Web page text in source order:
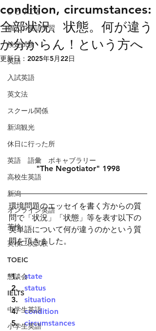
ひとりごと
個人の英語学習
検定試験
英語
入試英語
英文法
スクール関係
新潟観光
休日に行った所
英語 語彙 ボキャブラリー
高校生英語
新潟
オンライン英語
英検
英検二次試験
TOEIC
懇談会
IELTS
中学生英語
小学生英語
condition, circumstances:
全部状況、状態。何が違う
か分からん！という方へ
更新日： 2025年5月22日
"The Negotiator" 1998
環境問題のエッセイを書く方からの質
問で「状況」「状態」等を表す以下の
英単語について何が違うのかという質
問を頂きました。
state
status
situation
condition
circumstances